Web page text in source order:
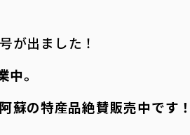
出ました！
中。
蘇の特産品絶賛販売中です！